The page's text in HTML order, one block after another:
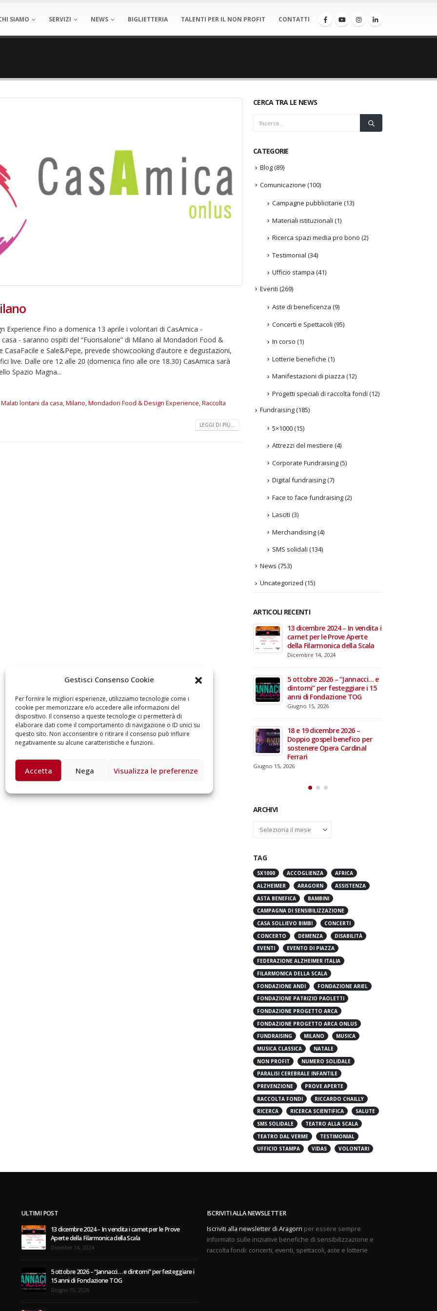
Gestisci Consenso Cookie
Per fornire le migliori esperienze, utilizziamo tecnologie come i
cookie per memorizzare e/o accedere alle informazioni del
dispositivo. Il consenso a queste tecnologie ci permetterà di
elaborare dati come il comportamento di navigazione o ID unici su
questo sito. Non acconsentire o ritirare il consenso può influire
negativamente su alcune caratteristiche e funzioni.
Accetta Nega Visualizza le preferenze
SIAMO SERVIZI NEWS BIGLIETTERIA TALENTI PER IL NON PROFIT CONTATTI
Fino a domenica 13 aprile i volontari di CasAmica -
- saranno ospiti del “Fuorisalone” di Milano al Mondadori Food &
e Sale&Pepe, prevede showcooking d’autore e degustazioni,
live. Dalle ore 12 alle 20 (domenica fino alle ore 18.30) CasAmica sarà
Spazio Magna...
Malati lontani da casa,Milano,Mondadori Food & Design Experience,Raccolta
LEGGI DI PIÙ...
CERCA TRA LE NEWS
CATEGORIE
Blog(89)
Comunicazione (100)
Campagne pubblicitarie (13)
Materiali istituzionali (1)
Ricerca spazi media pro bono (2)
Testimonial (34)
Ufficio stampa (41)
Eventi (269)
Aste di beneficenza (9)
Concerti e Spettacoli (95)
In corso (1)
Lotterie benefiche (1)
Manifestazioni di piazza (12)
Progetti speciali di raccolta fondi (12)
Fundraising(185)
5×1000(15)
Attrezzi del mestiere (4)
Corporate Fundraising(5)
Digital fundraising(7)
Face to face fundraising(2)
Lasciti (3)
Merchandising(4)
SMS solidali (134)
News (753)
Uncategorized (15)
ARTICOLI RECENTI
17, 2026
5 ottobre 2026 – “Jannacci… e
anni di Fondazione TOG
Giugno 15, 2026
18 e 19 dicembre 2026 –
Doppio gospel benefico per
22 giugno 2026 – Terrazze del
Duomo: apertura serale
straordinaria per Fondazione
Cieli Azzurri
3 giugno 2026 – Al Teatro
Fraschini di Pavia il concerto
inaugurale di UniON –
Maggio 13, 2026
Un evento di Natale per
Aragorn
TAG
5X1000 ACCOGLIENZA
AFRICA
ALZHEIMER
ARAGORN
ASTA BENEFICA
BAMBINI
CAMPAGNA DI SENSIBILIZZAZIONE
CASA SOLLIEVO BIMBI
CONCERTI
CONCERTO
DEMENZA
DISABILITÀ
EVENTI
EVENTO DI PIAZZA
FEDERAZIONE ALZHEIMER ITALIA
FILARMONICA DELLA SCALA
FONDAZIONE ANDI
FONDAZIONE ARIEL
FONDAZIONE PATRIZIO PAOLETTI
FONDAZIONE PROGETTO ARCA
FONDAZIONE PROGETTO ARCA ONLUS
FUNDRAISING
MILANO
MUSICA
MUSICA CLASSICA
NATALE
NON PROFIT
NUMERO SOLIDALE
PARALISI CEREBRALE INFANTILE
PREVENZIONE
PROVE APERTE
RACCOLTA FONDI
RICCARDO CHAILLY
RICERCA
RICERCA SCIENTIFICA
SALUTE
SMS SOLIDALE
TEATRO ALLA SCALA
TEATRO DAL VERME
TESTIMONIAL
ULTIMI POST
13 dicembre 2024 – In vendita i carnet per le Prove
Aperte della Filarmonica della Scala
Dicembre 14, 2024
5 ottobre 2026 – “Jannacci… e dintorni” per festeggiare i
15 anni di Fondazione TOG
Giugno 15, 2026
Iscriviti alla newsletter di Aragornper essere sempre
informato sulle iniziative benefiche di sensibilizzazione e